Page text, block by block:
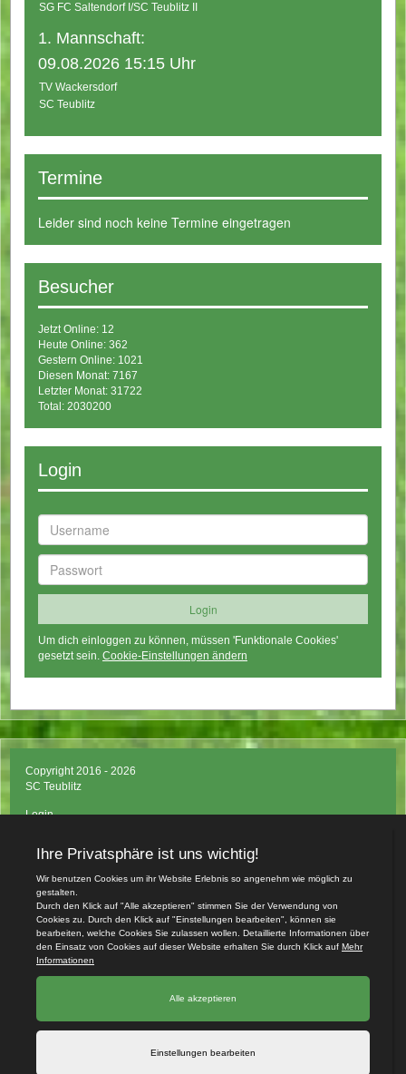
SG FC Saltendorf I/SC Teublitz II
1. Mannschaft:
09.08.2026 15:15 Uhr
TV Wackersdorf
SC Teublitz
Termine
Leider sind noch keine Termine eingetragen
Besucher
Jetzt Online: 12
Heute Online: 362
Gestern Online: 1021
Diesen Monat: 7167
Letzter Monat: 31722
Total: 2030200
Login
Um dich einloggen zu können, müssen 'Funktionale Cookies'
gesetzt sein. Cookie-Einstellungen ändern
Copyright 2016 - 2026
SC Teublitz
Login
Impressum
Datenschutzerklärung
Teamsports 2
Dein Sportverein online